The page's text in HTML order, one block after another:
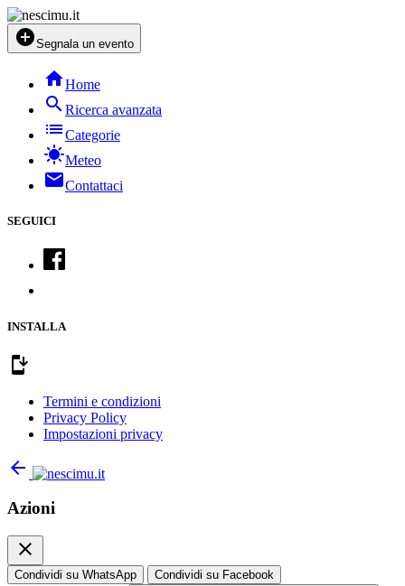
add_circleSegnala un evento
homeHome
searchRicerca avanzata
listCategorie
sunnyMeteo
mailContattaci
SEGUICI
INSTALLA
install_mobile
Termini e condizioni
Privacy Policy
Impostazioni privacy
arrow_back
Azioni
close
Condividi su WhatsApp Condividi su Facebook